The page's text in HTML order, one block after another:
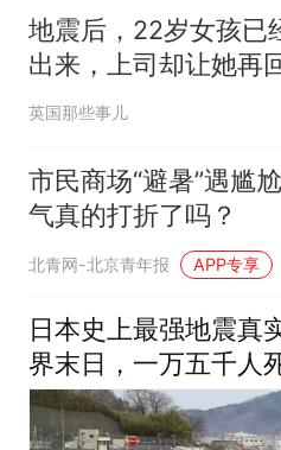
地震后，22岁女孩已
出来，上司却让她再
区店里把钱收好?结果
英国那些事儿
市民商场“避暑”遇尴
气真的打折了吗？
北青网-北京青年报 APP专享
日本史上最强地震真
界末日，一万五千人